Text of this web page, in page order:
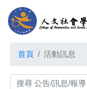
首頁 活動訊息